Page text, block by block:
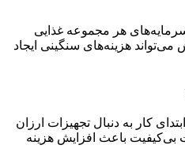
هر مجموعه غذایی
می‌تواند هزینه‌های سنگینی ایجاد
کار به دنبال تجهیزات ارزان
بی‌کیفیت باعث افزایش هزینه